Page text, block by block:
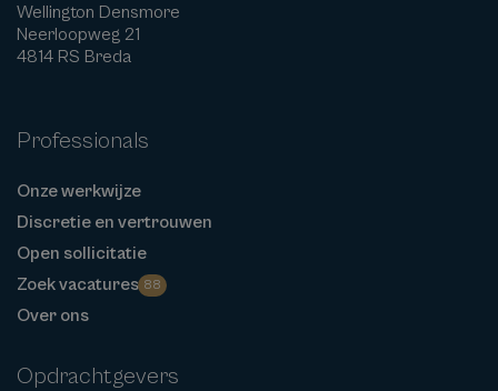
Wellington Densmore
Neerloopweg 21
4814 RS Breda
Professionals
Onze werkwijze
Discretie en vertrouwen
Open sollicitatie
Zoek vacatures 88
Over ons
Opdrachtgevers